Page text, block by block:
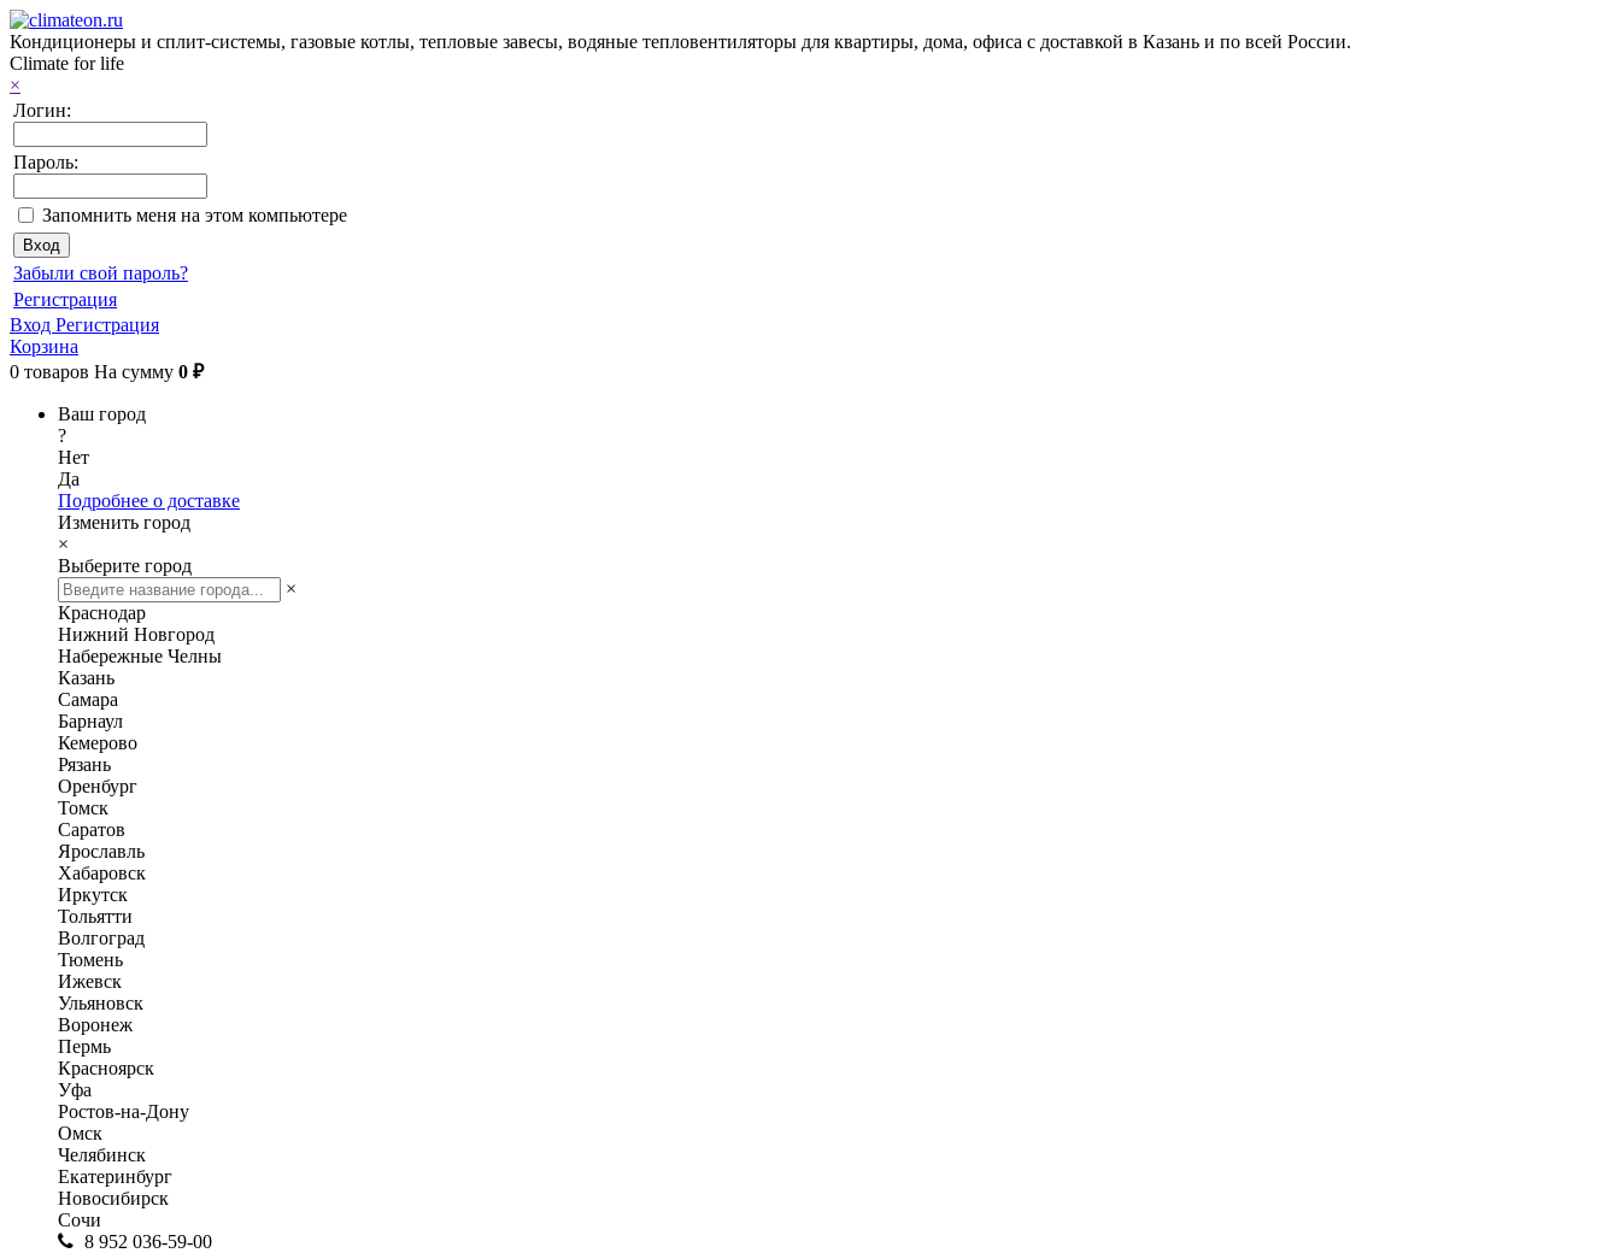
Кондиционеры и сплит-системы, газовые котлы, тепловые завесы, водяные тепловентиляторы для квартиры, дома, офиса с доставкой в Казань и по всей России.
Climate for life
×
Логин:
Пароль:
Запомнить меня на этом компьютере
Забыли свой пароль?
Регистрация
Вход Регистрация
Корзина
0 товаров На сумму 0 ₽
Ваш город
?
Нет
Да
Подробнее о доставке
Изменить город
×
Выберите город
×
Краснодар
Нижний Новгород
Набережные Челны
Казань
Самара
Барнаул
Кемерово
Рязань
Оренбург
Томск
Саратов
Ярославль
Хабаровск
Иркутск
Тольятти
Волгоград
Тюмень
Ижевск
Ульяновск
Воронеж
Пермь
Красноярск
Уфа
Ростов-на-Дону
Омск
Челябинск
Екатеринбург
Новосибирск
Сочи
8 952 036-59-00